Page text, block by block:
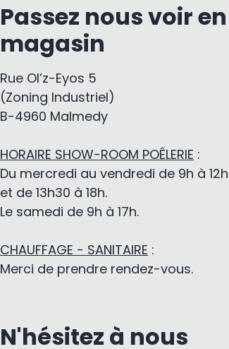
Passez nous voir en
magasin
Rue Ol’z-Eyos 5
(Zoning Industriel)
B-4960 Malmedy
HORAIRE SHOW-ROOM POÊLERIE :
Du mercredi au vendredi de 9h à 12h
et de 13h30 à 18h.
Le samedi de 9h à 17h.
CHAUFFAGE - SANITAIRE :
Merci de prendre rendez-vous.
N'hésitez à nous